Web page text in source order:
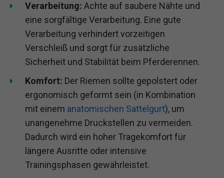
Verarbeitung: Achte auf saubere Nähte und
eine sorgfältige Verarbeitung. Eine gute
Verarbeitung verhindert vorzeitigen
Verschleiß und sorgt für zusätzliche
Sicherheit und Stabilität beim Pferderennen.
Komfort: Der Riemen sollte gepolstert oder
ergonomisch geformt sein (in Kombination
mit einem anatomischen Sattelgurt), um
unangenehme Druckstellen zu vermeiden.
Dadurch wird ein hoher Tragekomfort für
längere Ausritte oder intensive
Trainingsphasen gewährleistet.